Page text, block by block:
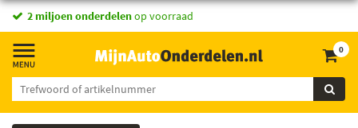
2 miljoen onderdelenop voorraad
0